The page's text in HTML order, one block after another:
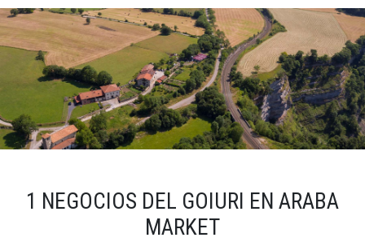
1 NEGOCIOS DEL GOIURI EN ARABA
MARKET